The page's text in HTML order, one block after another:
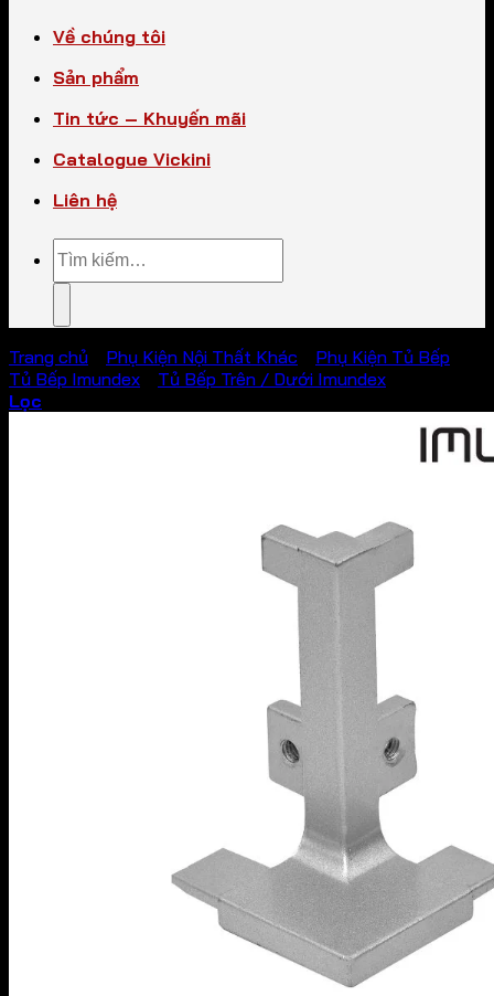
Về chúng tôi
Sản phẩm
Tin tức – Khuyến mãi
Catalogue Vickini
Liên hệ
Tìm
kiếm:
Trang chủ Phụ Kiện Nội Thất Khác Phụ Kiện Tủ Bếp
Tủ Bếp Imundex
Tủ Bếp Trên / Dưới Imundex
Lọc